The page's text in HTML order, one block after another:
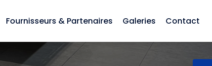
Fournisseurs & Partenaires Galeries Contact